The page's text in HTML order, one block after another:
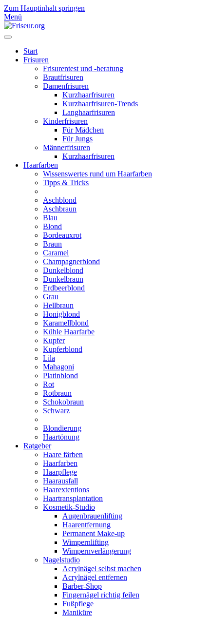
Zum Hauptinhalt springen
Menü
Start
Frisuren
Frisurentest und -beratung
Brautfrisuren
Damenfrisuren
Kurzhaarfrisuren
Kurzhaarfrisuren-Trends
Langhaarfrisuren
Kinderfrisuren
Für Mädchen
Für Jungs
Männerfrisuren
Kurzhaarfrisuren
Haarfarben
Wissenswertes rund um Haarfarben
Tipps & Tricks
Aschblond
Aschbraun
Blau
Blond
Bordeauxrot
Braun
Caramel
Champagnerblond
Dunkelblond
Dunkelbraun
Erdbeerblond
Grau
Hellbraun
Honigblond
Karamellblond
Kühle Haarfarbe
Kupfer
Kupferblond
Lila
Mahagoni
Platinblond
Rot
Rotbraun
Schokobraun
Schwarz
Blondierung
Haartönung
Ratgeber
Haare färben
Haarfarben
Haarpflege
Haarausfall
Haarextentions
Haartransplantation
Kosmetik-Studio
Augenbrauenlifting
Haarentfernung
Permanent Make-up
Wimpernlifting
Wimpernverlängerung
Nagelstudio
Acrylnägel selbst machen
Acrylnägel entfernen
Barber-Shop
Fingernägel richtig feilen
Fußpflege
Maniküre